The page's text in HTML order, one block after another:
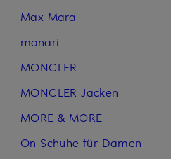
Max Mara
monari
MONCLER
MONCLER Jacken
MORE & MORE
On Schuhe für Damen